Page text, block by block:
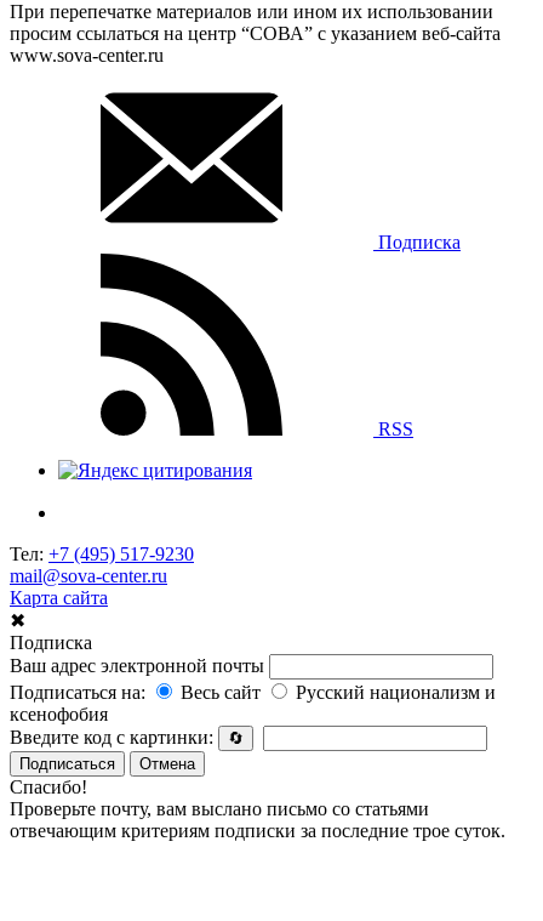
При перепечатке материалов или ином их использовании
просим ссылаться на центр “СОВА” с указанием веб-сайта
www.sova-center.ru
Подписка
RSS
Тел: +7 (495) 517-9230
mail@sova-center.ru
Карта сайта
✖
Подписка
Ваш адрес электронной почты
Подписаться на:
Весь сайт
Русский национализм и
ксенофобия
Введите код с картинки:
🔄
Подписаться
Отмена
Спасибо!
Проверьте почту, вам выслано письмо со статьями
отвечающим критериям подписки за последние трое суток.